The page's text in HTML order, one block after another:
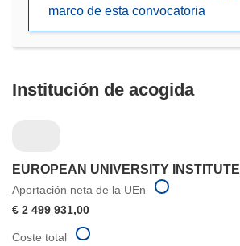
nueva
marco de esta convocatoria
Institución de acogida
EUROPEAN UNIVERSITY INSTITUTE
Aportación neta de la UEn
€ 2 499 931,00
Coste total